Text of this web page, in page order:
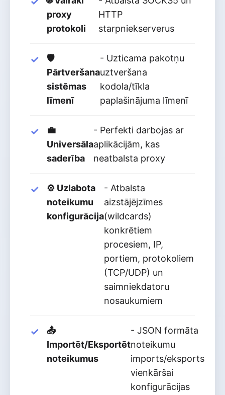
proxy
protokoli
HTTP
starpniekserverus
🛡️
Pārtveršana
sistēmas
līmenī
- Uzticama pakotņu
uztveršana
kodola/tīkla
paplašinājuma līmenī
💼
Universāla
saderība
- Perfekti darbojas ar
aplikācijām, kas
neatbalsta proxy
⚙️ Uzlabota
noteikumu
konfigurācija
- Atbalsta
aizstājējzīmes
(wildcards)
konkrētiem
procesiem, IP,
portiem, protokoliem
(TCP/UDP) un
saimniekdatoru
nosaukumiem
📤
Importēt/Eksportēt
noteikumus
- JSON formāta
noteikumu
imports/eksports
vienkāršai
konfigurācijas